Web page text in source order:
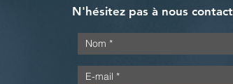
N'hésitez pas à nous